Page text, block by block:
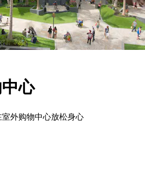
心
外购物中心放松身心